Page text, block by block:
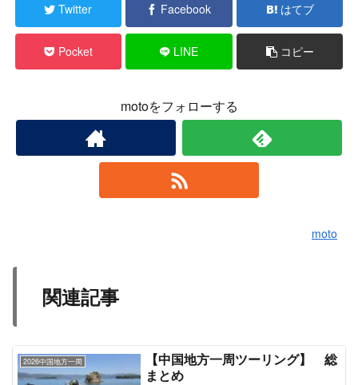
Twitter Facebook はてブ
Pocket LINE コピー
motoをフォローする
moto
関連記事
2026中国地方一周
【中国地方一周ツーリング】 総
まとめ